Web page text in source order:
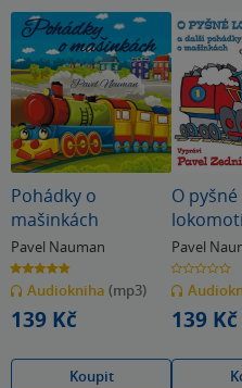
Pohádky o
mašinkách
Pavel Nauman
4.8
z
5
hvězdiček
Audiokniha (mp3)
139 Kč
Koupit
O pyšné
Pavel
0.0
z
5
hvězdiček
139 Kč